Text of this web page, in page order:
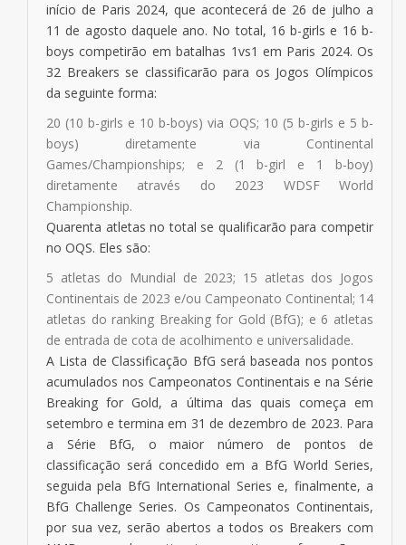
início de Paris 2024, que acontecerá de 26 de julho a
11 de agosto daquele ano. No total, 16 b-girls e 16 b-
boys competirão em batalhas 1vs1 em Paris 2024. Os
32 Breakers se classificarão para os Jogos Olímpicos
da seguinte forma:
20 (10 b-girls e 10 b-boys) via OQS; 10 (5 b-girls e 5 b-
boys) diretamente via Continental
Games/Championships; e 2 (1 b-girl e 1 b-boy)
diretamente através do 2023 WDSF World
Championship.
Quarenta atletas no total se qualificarão para competir
no OQS. Eles são:
5 atletas do Mundial de 2023; 15 atletas dos Jogos
Continentais de 2023 e/ou Campeonato Continental; 14
atletas do ranking Breaking for Gold (BfG); e 6 atletas
de entrada de cota de acolhimento e universalidade.
A Lista de Classificação BfG será baseada nos pontos
acumulados nos Campeonatos Continentais e na Série
Breaking for Gold, a última das quais começa em
setembro e termina em 31 de dezembro de 2023. Para
a Série BfG, o maior número de pontos de
classificação será concedido em a BfG World Series,
seguida pela BfG International Series e, finalmente, a
BfG Challenge Series. Os Campeonatos Continentais,
por sua vez, serão abertos a todos os Breakers com